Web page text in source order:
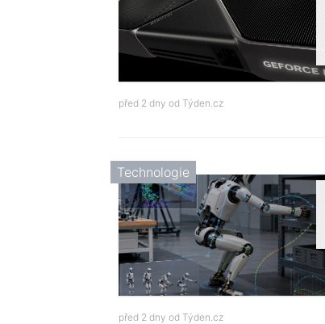
před 2 dny od Týden.cz
Technologie
před 2 dny od Týden.cz